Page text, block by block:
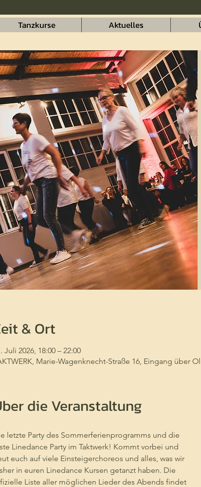
Tanzkurse Aktuelles
& Ort
Juli 2026, 18:00 – 22:00
Marie-Wagenknecht-Straße 16, Eingang über
die Veranstaltung
letzte Party des Sommerferienprogramms und die
Linedance Party im Taktwerk! Kommt vorbei und
euch auf viele Einsteigerchoreos und alles, was wir
in euren Linedance Kursen getanzt haben. Die
Liste aller möglichen Lieder des Abends findet